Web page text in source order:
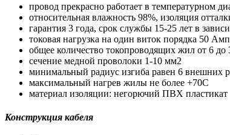
провод прекрасно работает в температурном
относительная влажность 98%, изоляция
гарантия 3 года, срок службы 15-25 лет в
токовая нагрузка на один виток порядка 50
общее количество токопроводящих жил от 6 до
сечение медной проволоки 1-10 мм2
минимальный радиус изгиба равен 6 внешних
максимальный нагрев жилы не более +70С
материал изоляции: негорючий ПВХ пластикат
Конструкция кабеля